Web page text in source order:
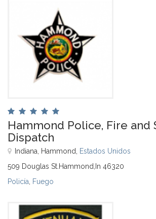
Hammond Police, Fire and
Dispatch
Indiana, Hammond, Estados Unidos
509 Douglas St.Hammond,In 46320
Policía Fuego